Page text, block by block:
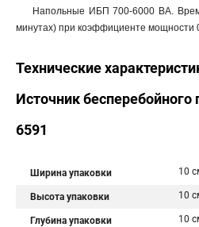
Напольные ИБП 700-6000 ВА.
минутах) при коэффициенте мощности
Технические
Источник бесперебойного
6591
Ширина упаковки 10
Высота упаковки 10
Глубина упаковки 10